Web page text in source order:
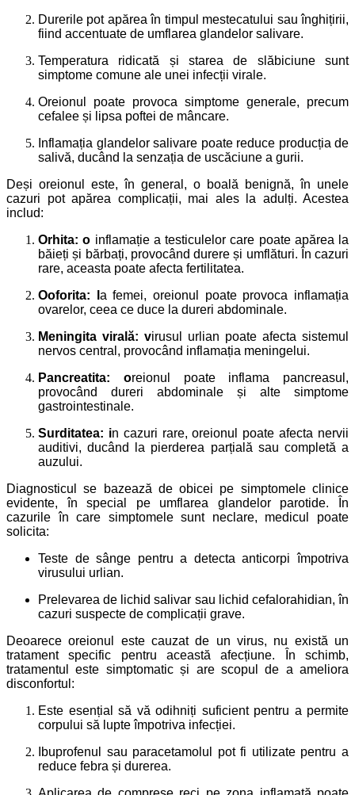
Durerile pot apărea în timpul mestecatului sau înghițirii,
fiind accentuate de umflarea glandelor salivare.
Temperatura ridicată și starea de slăbiciune sunt
simptome comune ale unei infecții virale.
Oreionul poate provoca simptome generale, precum
cefalee și lipsa poftei de mâncare.
Inflamația glandelor salivare poate reduce producția de
salivă, ducând la senzația de uscăciune a gurii.
Deși oreionul este, în general, o boală benignă, în unele
cazuri pot apărea complicații, mai ales la adulți. Acestea
includ:
Orhita: o inflamație a testiculelor care poate apărea la
băieți și bărbați, provocând durere și umflături. În cazuri
rare, aceasta poate afecta fertilitatea.
Ooforita: l a femei, oreionul poate provoca inflamația
ovarelor, ceea ce duce la dureri abdominale.
Meningita virală: virusul urlian poate afecta sistemul
nervos central, provocând inflamația meningelui.
Pancreatita: oreionul poate inflama pancreasul,
provocând dureri abdominale și alte simptome
gastrointestinale.
Surditatea: in cazuri rare, oreionul poate afecta nervii
auditivi, ducând la pierderea parțială sau completă a
auzului.
Diagnosticul se bazează de obicei pe simptomele clinice
evidente, în special pe umflarea glandelor parotide.
În
cazurile în care simptomele sunt neclare, medicul poate
solicita:
Teste de sânge pentru a detecta anticorpi împotriva
virusului urlian.
Prelevarea de lichid salivar sau lichid cefalorahidian, în
cazuri suspecte de complicații grave.
Deoarece oreionul este cauzat de un virus, nu există un
tratament specific pentru această afecțiune. În schimb,
tratamentul este simptomatic și are scopul de a ameliora
disconfortul:
Este esențial să vă odihniți suficient pentru a permite
corpului să lupte împotriva infecției.
Ibuprofenul sau paracetamolul pot fi utilizate pentru a
reduce febra și durerea.